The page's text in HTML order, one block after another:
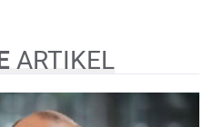
ARTIKEL